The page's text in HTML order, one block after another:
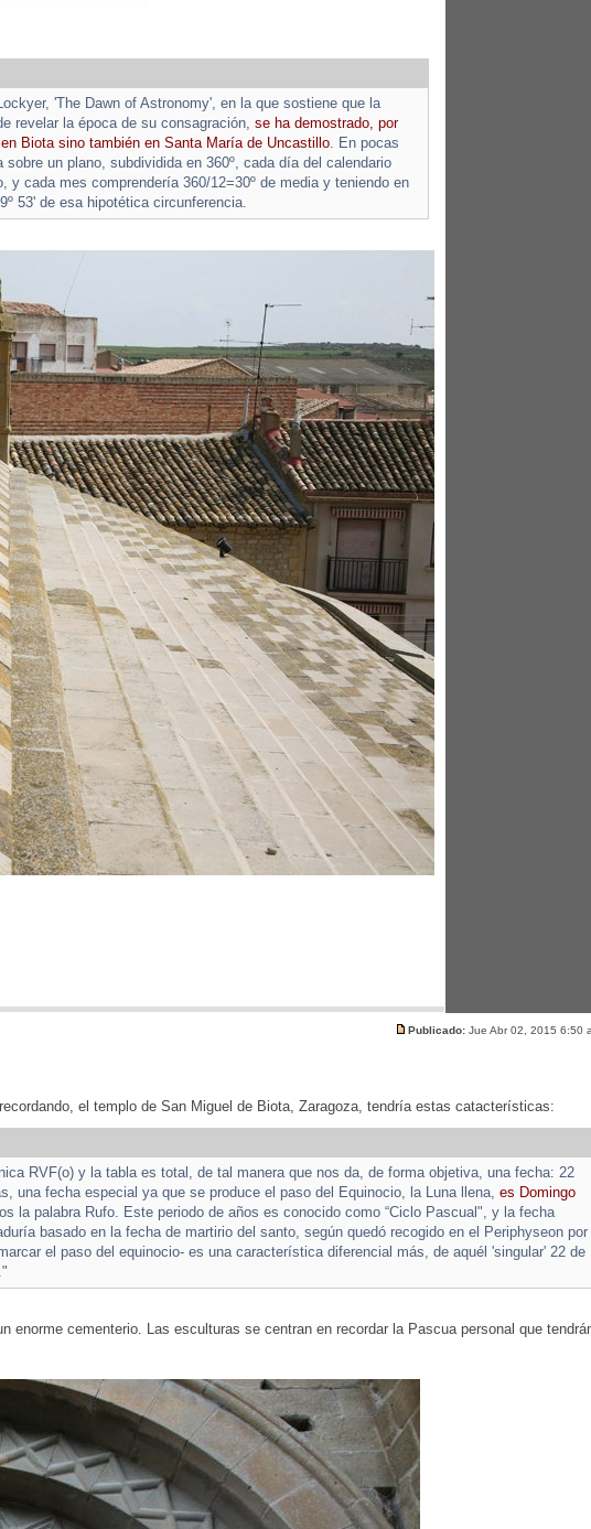
'The Dawn of Astronomy', en la que sostiene que la
revelar la época de su consagración, se ha demostrado, por
Biota sino también en Santa María de Uncastillo. En pocas
un plano, subdividida en 360º, cada día del calendario
y cada mes comprendería 360/12=30º de media y teniendo en
53' de esa hipotética circunferencia.
Publicado: Jue Abr 02, 2015 6:50
el templo de San Miguel de Biota, Zaragoza, tendría estas catacterísticas:
RVF(o) y la tabla es total, de tal manera que nos da, de forma objetiva, una fecha: 22
una fecha especial ya que se produce el paso del Equinocio, la Luna llena, es Domingo
la palabra Rufo. Este periodo de años es conocido como “Ciclo Pascual", y la fecha
basado en la fecha de martirio del santo, según quedó recogido en el Periphyseon por
el paso del equinocio- es una característica diferencial más, de aquél 'singular' 22 de
enorme cementerio. Las esculturas se centran en recordar la Pascua personal que